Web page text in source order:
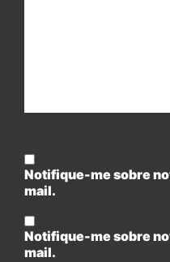
Notifique-me sobre
mail.
Notifique-me sobre
mail.